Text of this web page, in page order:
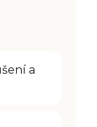
a